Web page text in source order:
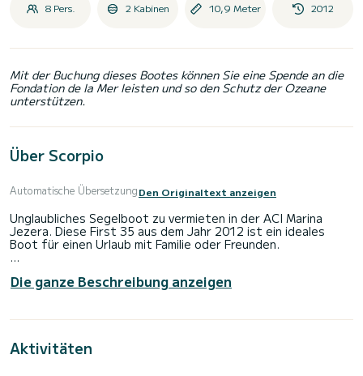
8 Pers. 2 Kabinen 10,9 Meter 2012
Mit der Buchung dieses Bootes können Sie eine Spende an die
Fondation de la Mer leisten und so den Schutz der Ozeane
unterstützen.
Über Scorpio
Automatische ÜbersetzungDen Originaltext anzeigen
Unglaubliches Segelboot zu vermieten in der ACI Marina
Jezera. Diese First 35 aus dem Jahr 2012 ist ein ideales
Boot für einen Urlaub mit Familie oder Freunden.
Kabinen bieten Platz für 6 Passagiere während der Fahrt.
Rollgenua ausgestattet. Es verfügt über folgende
Die ganze Beschreibung anzeigen
Aktivitäten